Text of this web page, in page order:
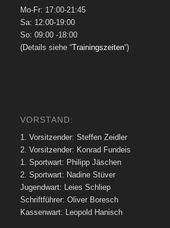
Mo-Fr: 17:00-21:45
Sa: 12:00-19:00
So: 09:00 -18:00
(Details siehe “Trainingszeiten“)
VORSTAND:
1. Vorsitzender: Steffen Zeidler
2. Vorsitzender: Konrad Fundeis
1. Sportwart: Philipp Jäschen
2. Sportwart: Nadine Stüver
Jugendwart: Leies Schliep
Schriftführer: Oliver Boresch
Kassenwart: Leopold Hanisch